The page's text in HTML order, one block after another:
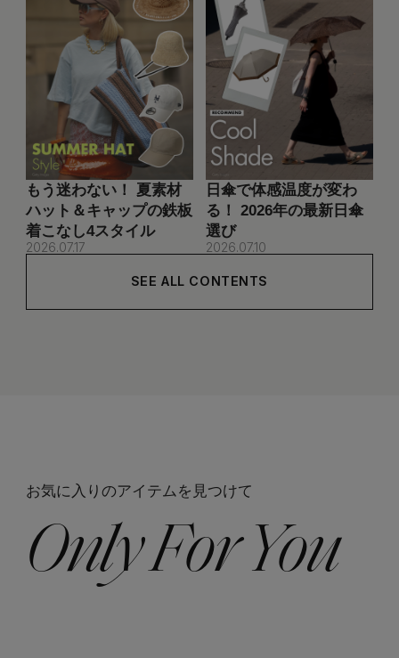
もう迷わない！ 夏素材
ハット＆キャップの鉄板
着こなし4スタイル
2026.07.17
日傘で体感温度が変わ
る！ 2026年の最新日傘
選び
2026.07.10
SEE ALL CONTENTS
お気に入りのアイテムを見つけて
Only For You